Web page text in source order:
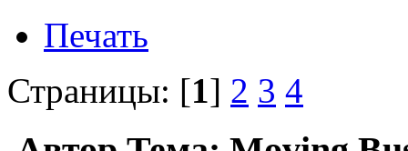
Печать
Страницы: [1] 2 3 4